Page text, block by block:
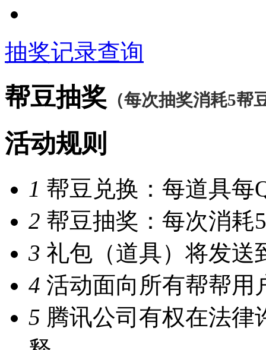
抽奖记录查询
帮豆抽奖 （每次抽奖消耗5帮
活动规则
1 帮豆兑换：每道具每
2 帮豆抽奖：每次消耗
3 礼包（道具）将发送
4 活动面向所有帮帮用
5 腾讯公司有权在法律